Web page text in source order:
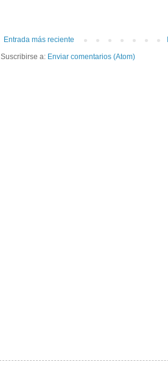
Entrada más reciente
Suscribirse a: Enviar comentarios (Atom)